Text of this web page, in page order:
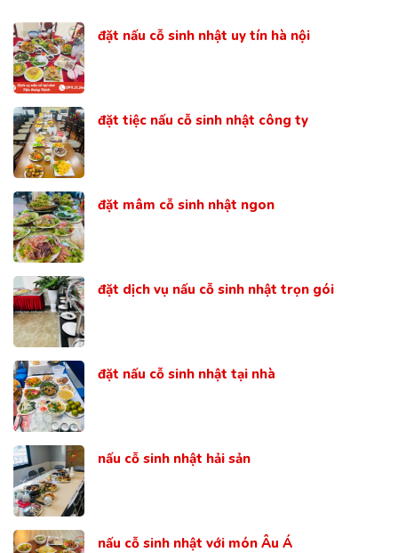
đặt nấu cỗ sinh nhật uy tín hà nội
đặt tiệc nấu cỗ sinh nhật công ty
đặt mâm cỗ sinh nhật ngon
đặt dịch vụ nấu cỗ sinh nhật trọn gói
đặt nấu cỗ sinh nhật tại nhà
nấu cỗ sinh nhật hải sản
nấu cỗ sinh nhật với món Âu Á